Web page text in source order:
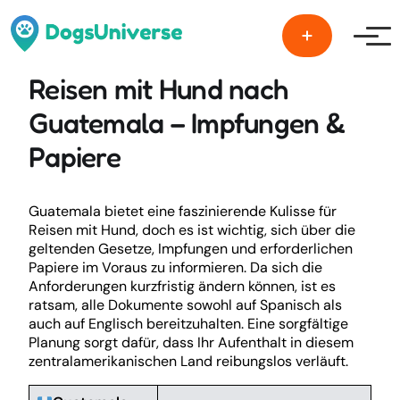
Reisen mit Hund nach
Guatemala – Impfungen &
Papiere
Guatemala bietet eine faszinierende Kulisse für
Reisen mit Hund, doch es ist wichtig, sich über die
geltenden Gesetze, Impfungen und erforderlichen
Papiere im Voraus zu informieren. Da sich die
Anforderungen kurzfristig ändern können, ist es
ratsam, alle Dokumente sowohl auf Spanisch als
auch auf Englisch bereitzuhalten. Eine sorgfältige
Planung sorgt dafür, dass Ihr Aufenthalt in diesem
zentralamerikanischen Land reibungslos verläuft.